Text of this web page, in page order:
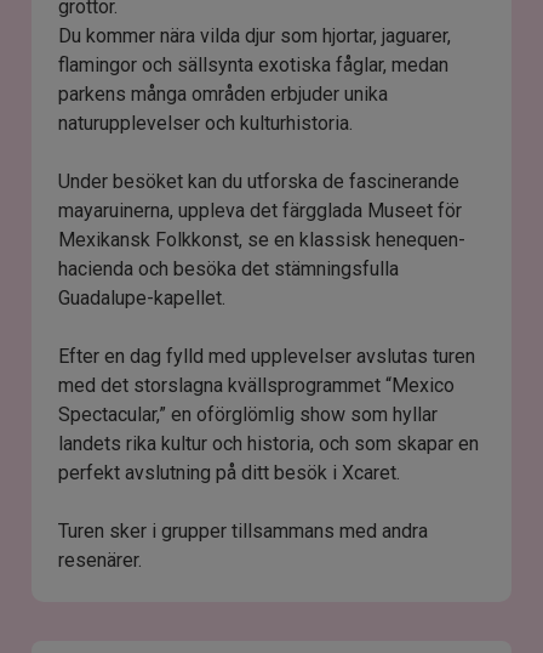
grottor.
Du kommer nära vilda djur som hjortar, jaguarer,
flamingor och sällsynta exotiska fåglar, medan
parkens många områden erbjuder unika
naturupplevelser och kulturhistoria.
Under besöket kan du utforska de fascinerande
mayaruinerna, uppleva det färgglada Museet för
Mexikansk Folkkonst, se en klassisk henequen-
hacienda och besöka det stämningsfulla
Guadalupe-kapellet.
Efter en dag fylld med upplevelser avslutas turen
med det storslagna kvällsprogrammet “Mexico
Spectacular,” en oförglömlig show som hyllar
landets rika kultur och historia, och som skapar en
perfekt avslutning på ditt besök i Xcaret.
Turen sker i grupper tillsammans med andra
resenärer.